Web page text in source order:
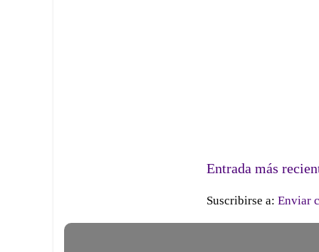
Entrada más
Suscribirse a: Enviar